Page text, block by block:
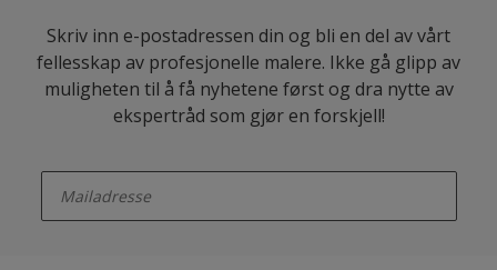
Skriv inn e-postadressen din og bli en del av vårt
fellesskap av profesjonelle malere. Ikke gå glipp av
muligheten til å få nyhetene først og dra nytte av
ekspertråd som gjør en forskjell!